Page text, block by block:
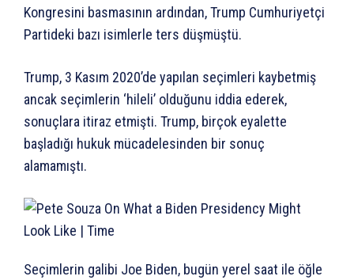
Kongresini basmasının ardından, Trump Cumhuriyetçi
Partideki bazı isimlerle ters düşmüştü.
Trump, 3 Kasım 2020’de yapılan seçimleri kaybetmiş
ancak seçimlerin ‘hileli’ olduğunu iddia ederek,
sonuçlara itiraz etmişti. Trump, birçok eyalette
başladığı hukuk mücadelesinden bir sonuç
alamamıştı.
Seçimlerin galibi Joe Biden, bugün yerel saat ile öğle